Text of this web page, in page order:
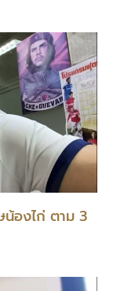
องไก่ ตาม 3